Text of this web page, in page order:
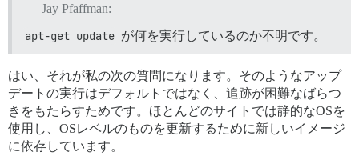
Jay Pfaffman:
apt-get update が何を実行しているのか不明です。
はい、それが私の次の質問になります。そのようなアップ
デートの実行はデフォルトではなく、追跡が困難なばらつ
きをもたらすためです。ほとんどのサイトでは静的なOSを
使用し、OSレベルのものを更新するために新しいイメージ
に依存しています。